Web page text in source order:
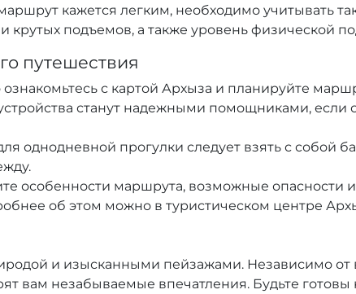
кажется легким, необходимо учитывать
крутых подъемов, а также уровень физической
путешествия
с картой Архыза и планируйте
станут надежными помощниками, если
однодневной прогулки следует взять с собой
особенности маршрута, возможные опасности
об этом можно в туристическом центре
и изысканными пейзажами. Независимо
вам незабываемые впечатления. Будьте готовы